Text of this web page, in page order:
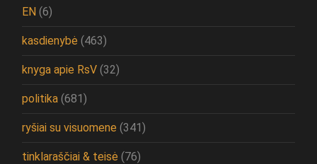
EN (6)
kasdienybė (463)
knyga apie RsV (32)
politika (681)
ryšiai su visuomene (341)
tinklaraščiai & teisė (76)